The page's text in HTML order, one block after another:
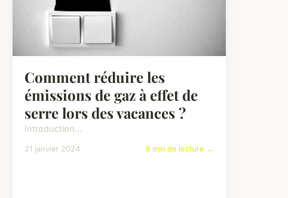
Comment réduire les
émissions de gaz à effet de
serre lors des vacances ?
Introduction...
21 janvier 2024 6 min de lecture →